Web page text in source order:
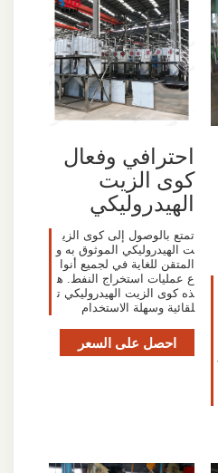
احترافي وفعال
كوى الزيت
الهيدروليكي
تمتع بالوصول إلى كوى الزي
ت الهيدروليكي الموثوق به و
المتقن للغاية في لجميع أنوا
ع عمليات استخراج النفط. ه
ذه كوى الزيت الهيدروليكي ت
لقائية وسهلة الاستخدام
احصل على السعر